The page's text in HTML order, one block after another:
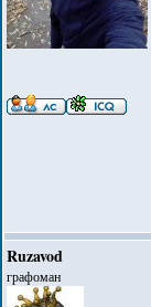
Ruzavod
графоман